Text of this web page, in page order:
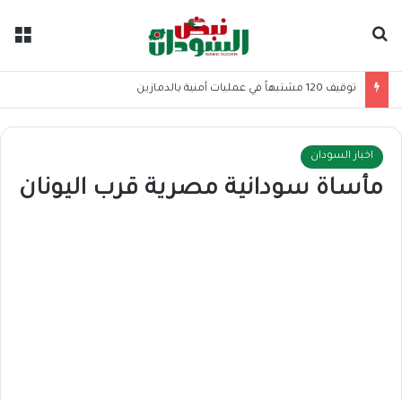
توقيف 120 مشتبهاً في عمليات أمنية بالدمازين
اخبار السودان
مأساة سودانية مصرية قرب اليونان